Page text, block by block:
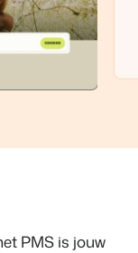
PMS is jouw